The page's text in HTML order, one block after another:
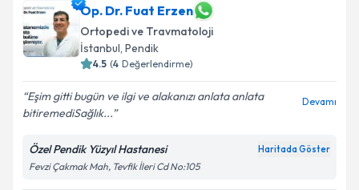
takvim hazırlandığında e-posta ile bilgilendireceğiz.
E-posta Adresiniz
Kişisel verilerimin işlenmesine ilişkin
kapsamda işlenmesini kabul ediyorum.
Op. Dr. Fuat Erzen
Ortopedi ve Travmatoloji
İstanbul, Pendik
4.5 (4 Değerlendirme)
Eşim gitti bugün ve ilgi ve alakanızı anlata anlata
bitiremediSağlık...
Devamı
Özel Pendik Yüzyıl Hastanesi Haritada Göster
Fevzi Çakmak Mah, Tevfik İleri Cd No:105